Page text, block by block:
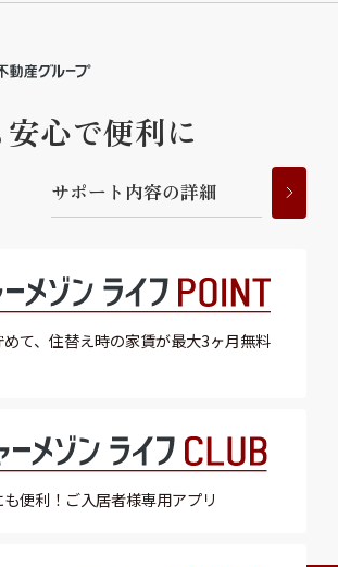
心で便利に
サポー ト 内容の詳細
て、 住替え時の家賃が最大3ヶ月無料
便利！ ご入居者様専用アプリ